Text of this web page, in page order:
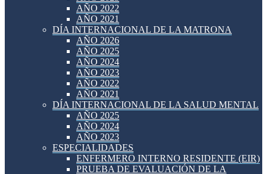
AÑO 2022
AÑO 2021
DÍA INTERNACIONAL DE LA MATRONA
AÑO 2026
AÑO 2025
AÑO 2024
AÑO 2023
AÑO 2022
AÑO 2021
DÍA INTERNACIONAL DE LA SALUD MENTAL
AÑO 2025
AÑO 2024
AÑO 2023
ESPECIALIDADES
ENFERMERO INTERNO RESIDENTE (EIR)
PRUEBA DE EVALUACIÓN DE LA